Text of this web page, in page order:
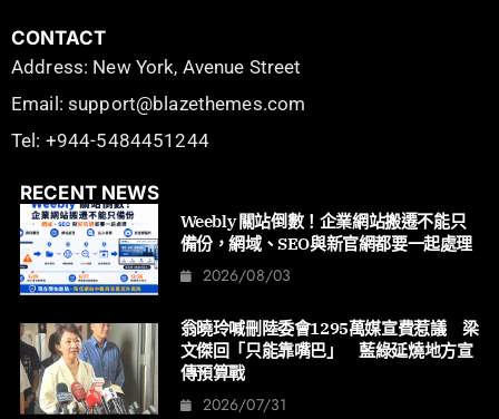
CONTACT
Address: New York, Avenue Street
Email: support@blazethemes.com
Tel: +944-5484451244
RECENT NEWS
Weebly 關站倒數！企業網站搬遷不能只
備份，網域、SEO與新官網都要一起處理
2026/08/03
翁曉玲喊刪陸委會1295萬媒宣費惹議 梁
文傑回「只能靠嘴巴」 藍綠延燒地方宣
傳預算戰
2026/07/31